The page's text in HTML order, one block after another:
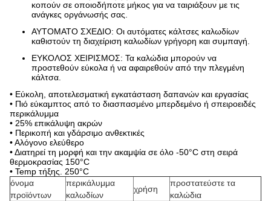
κοπούν σε οποιοδήποτε μήκος για να ταιριάξουν με τις
ανάγκες οργάνωσής σας.
ΑΥΤΟΜΑΤΟ ΣΧΕΔΙΟ: Οι αυτόματες κάλτσες καλωδίων
καθιστούν τη διαχείριση καλωδίων γρήγορη και συμπαγή.
ΕΥΚΟΛΟΣ ΧΕΙΡΙΣΜΟΣ: Τα καλώδια μπορούν να
προστεθούν εύκολα ή να αφαιρεθούν από την πλεγμένη
κάλτσα.
• Εύκολη, αποτελεσματική εγκατάσταση δαπανών και εργασίας
• Πιό εύκαμπτος από το διασπασμένο μπερδεμένο ή σπειροειδές
περικάλυμμα
• 25% επικάλυψη ακρών
• Περικοπή και γδάρσιμο ανθεκτικές
• Αλόγονο ελεύθερο
• Διατηρεί τη μορφή και την ακαμψία σε όλο -50°C στη σειρά
θερμοκρασίας 150°C
• Temp τήξης. 250°C
όνομα
προϊόντων
περικάλυμμα
καλωδίων
χρήση
προστατεύστε τα
καλώδια